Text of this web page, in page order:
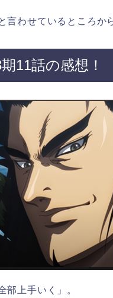
言わせているところか
11話の感想！
部上手いく」。